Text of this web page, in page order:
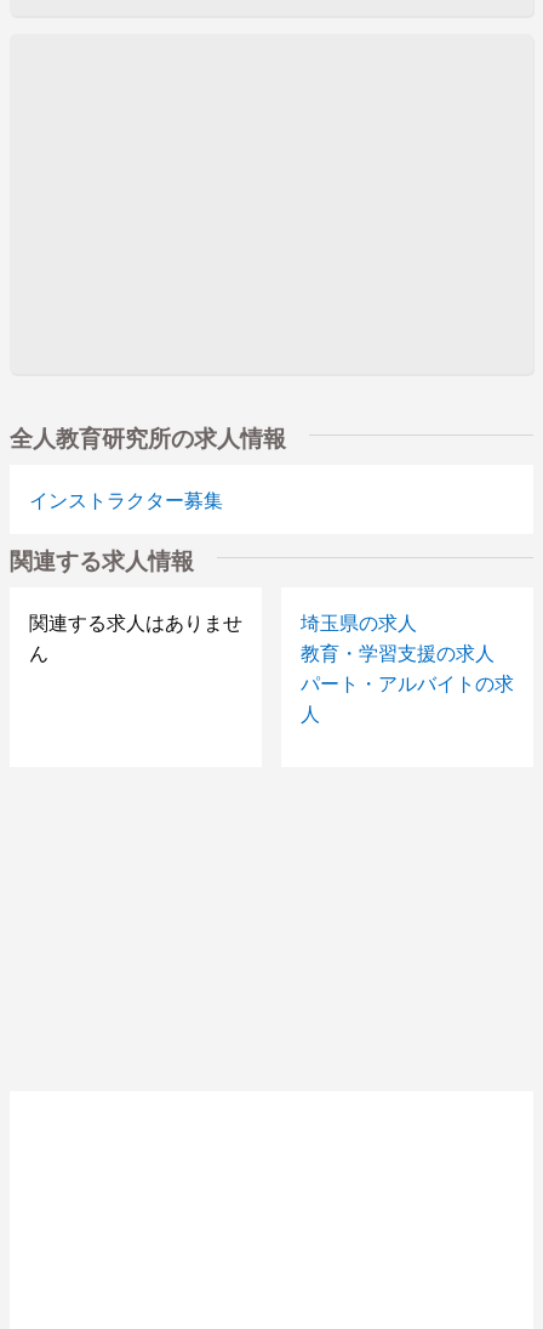
全人教育研究所の求人情報
インストラクター募集
関連する求人情報
関連する求人はありませ
ん
埼玉県の求人
教育・学習支援の求人
パート・アルバイトの求
人